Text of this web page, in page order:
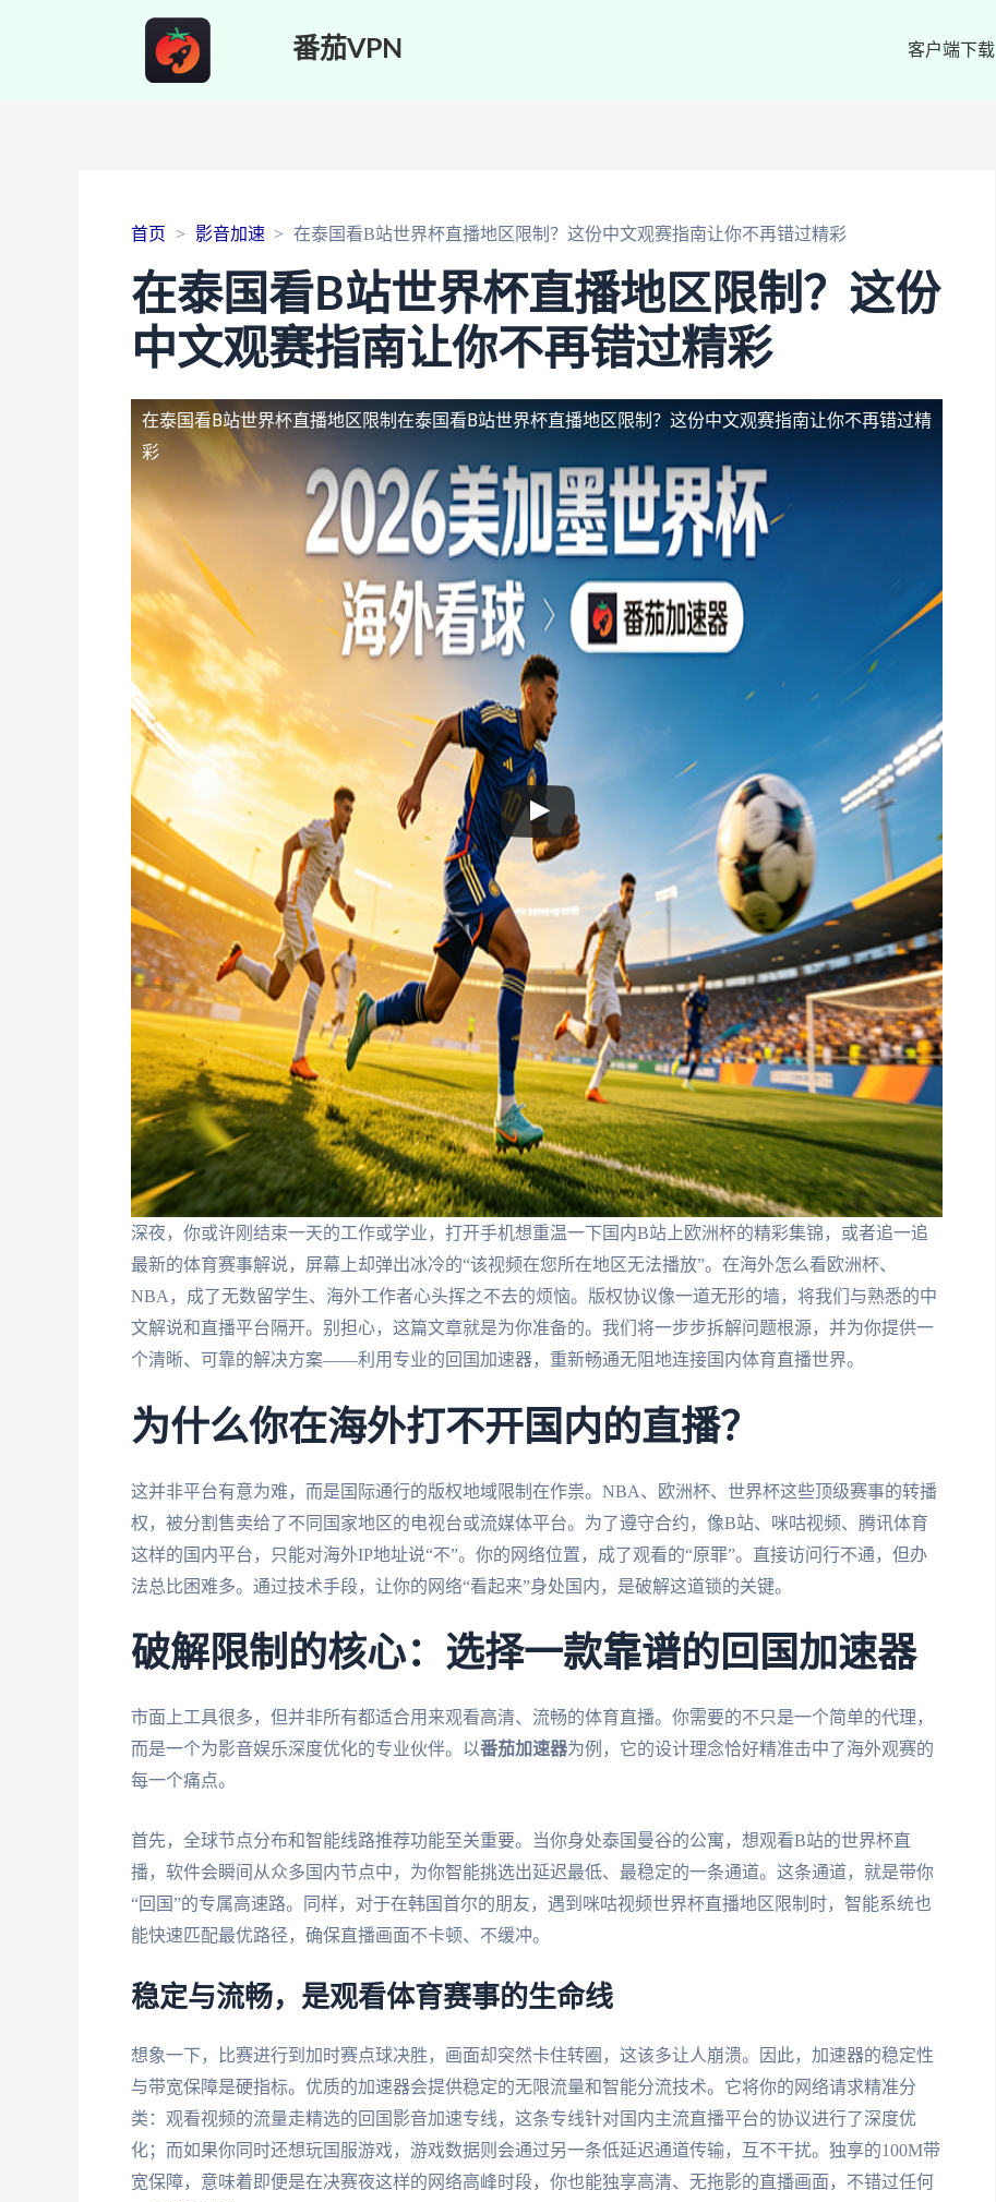
番茄VPN 客户端下载
首页 影音加速 在泰国看B站世界杯直播地区限制？这份中文观赛指南让你不再错过精彩
在泰国看B站世界杯直播地区限制？这份
中文观赛指南让你不再错过精彩
在泰国看B站世界杯直播地区限制 在泰国看B站世界杯直播地区限制？这份中文观赛指南让你不再错过精
彩
深夜，你或许刚结束一天的工作或学业，打开手机想重温一下国内B站上欧洲杯的精彩集锦，或者追一追
最新的体育赛事解说，屏幕上却弹出冰冷的“该视频在您所在地区无法播放”。在海外怎么看欧洲杯、
NBA，成了无数留学生、海外工作者心头挥之不去的烦恼。版权协议像一道无形的墙，将我们与熟悉的中
文解说和直播平台隔开。别担心，这篇文章就是为你准备的。我们将一步步拆解问题根源，并为你提供一
个清晰、可靠的解决方案——利用专业的回国加速器，重新畅通无阻地连接国内体育直播世界。
为什么你在海外打不开国内的直播？
这并非平台有意为难，而是国际通行的版权地域限制在作祟。NBA、欧洲杯、世界杯这些顶级赛事的转播
权，被分割售卖给了不同国家地区的电视台或流媒体平台。为了遵守合约，像B站、咪咕视频、腾讯体育
这样的国内平台，只能对海外IP地址说“不”。你的网络位置，成了观看的“原罪”。直接访问行不通，但办
法总比困难多。通过技术手段，让你的网络“看起来”身处国内，是破解这道锁的关键。
破解限制的核心：选择一款靠谱的回国加速器
市面上工具很多，但并非所有都适合用来观看高清、流畅的体育直播。你需要的不只是一个简单的代理，
而是一个为影音娱乐深度优化的专业伙伴。以番茄加速器为例，它的设计理念恰好精准击中了海外观赛的
每一个痛点。
首先，全球节点分布和智能线路推荐功能至关重要。当你身处泰国曼谷的公寓，想观看B站的世界杯直
播，软件会瞬间从众多国内节点中，为你智能挑选出延迟最低、最稳定的一条通道。这条通道，就是带你
“回国”的专属高速路。同样，对于在韩国首尔的朋友，遇到咪咕视频世界杯直播地区限制时，智能系统也
能快速匹配最优路径，确保直播画面不卡顿、不缓冲。
稳定与流畅，是观看体育赛事的生命线
想象一下，比赛进行到加时赛点球决胜，画面却突然卡住转圈，这该多让人崩溃。因此，加速器的稳定性
与带宽保障是硬指标。优质的加速器会提供稳定的无限流量和智能分流技术。它将你的网络请求精准分
类：观看视频的流量走精选的回国影音加速专线，这条专线针对国内主流直播平台的协议进行了深度优
化；而如果你同时还想玩国服游戏，游戏数据则会通过另一条低延迟通道传输，互不干扰。独享的100M带
宽保障，意味着即便是在决赛夜这样的网络高峰时段，你也能独享高清、无拖影的直播画面，不错过任何